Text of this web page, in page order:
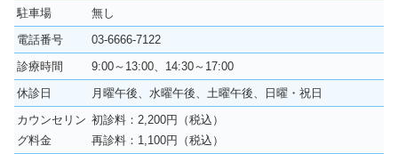
駐車場
無し
電話番号
03-6666-7122
診療時間
9:00～13:00、14:30～17:00
休診日
月曜午後、水曜午後、土曜午後、日曜・祝日
カウンセリン
グ料金
初診料：2,200円（税込）
再診料：1,100円（税込）